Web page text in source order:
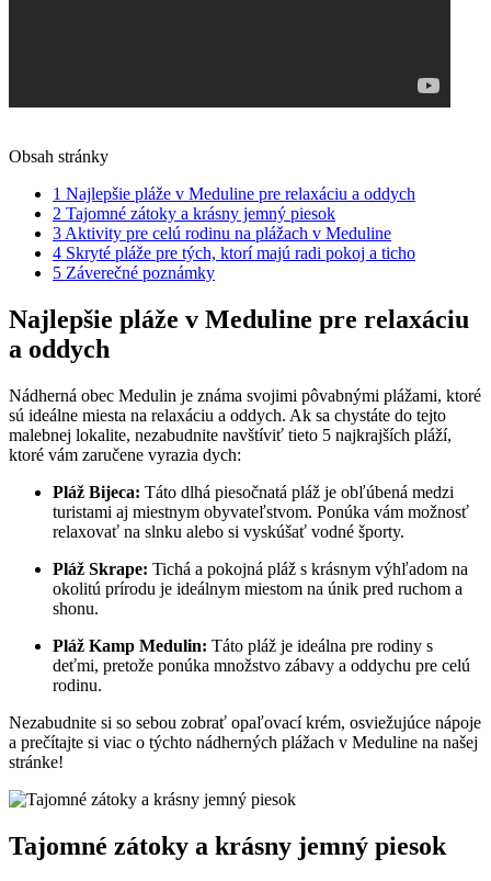
Obsah stránky
1 Najlepšie pláže v Meduline pre relaxáciu a oddych
2 Tajomné zátoky a krásny jemný piesok
3 Aktivity pre celú rodinu na plážach v Meduline
4 Skryté pláže pre tých, ktorí majú radi pokoj a ticho
5 Záverečné poznámky
Najlepšie pláže v Meduline pre relaxáciu
a oddych
Nádherná obec Medulin je známa svojimi pôvabnými plážami, ktoré
sú ideálne miesta na relaxáciu a oddych. Ak sa chystáte do tejto
malebnej lokalite, nezabudnite navštíviť tieto 5 najkrajších pláží,
ktoré vám zaručene vyrazia dych:
Pláž Bijeca: Táto dlhá piesočnatá pláž je obľúbená medzi
turistami aj miestnym obyvateľstvom. Ponúka vám možnosť
relaxovať na slnku alebo si vyskúšať vodné športy.
Pláž Skrape: Tichá a pokojná pláž s krásnym výhľadom na
okolitú prírodu je ideálnym miestom na únik pred ruchom a
shonu.
Pláž Kamp Medulin: Táto pláž je ideálna pre rodiny s
deťmi, pretože ponúka množstvo zábavy a oddychu pre celú
rodinu.
Nezabudnite si so sebou zobrať opaľovací krém, osviežujúce nápoje
a prečítajte si viac o týchto nádherných plážach v Meduline na našej
stránke!
Tajomné zátoky a krásny jemný piesok